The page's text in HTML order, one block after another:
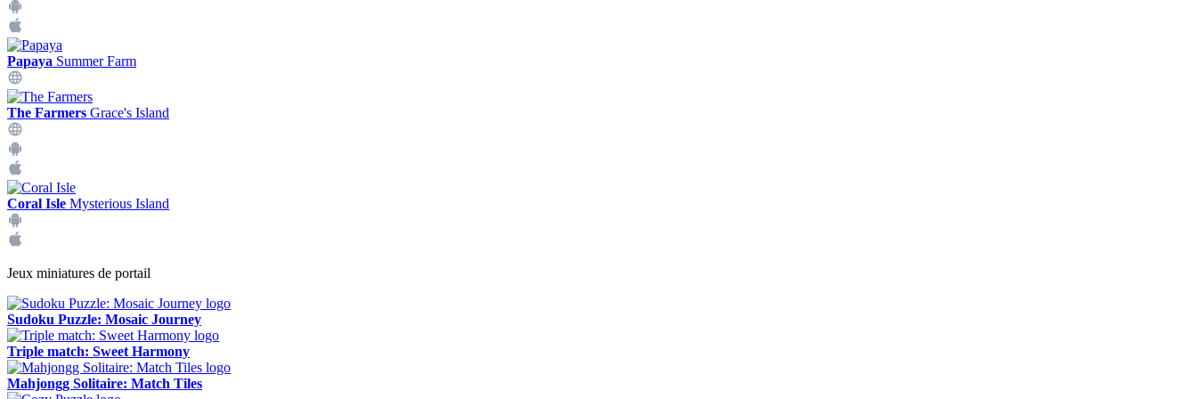
Papaya Summer Farm
The Farmers Grace's Island
Coral Isle Mysterious Island
Jeux miniatures de portail
Sudoku Puzzle: Mosaic Journey
Triple match: Sweet Harmony
Mahjongg Solitaire: Match Tiles